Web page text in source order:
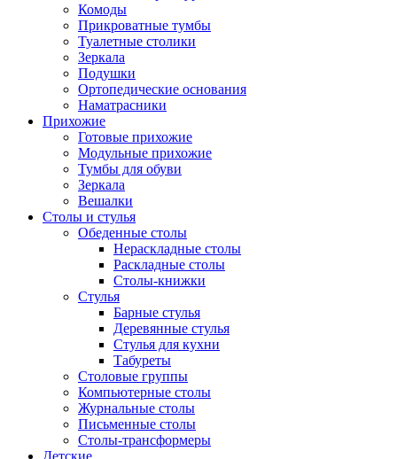
Комоды
Прикроватные тумбы
Туалетные столики
Зеркала
Подушки
Ортопедические основания
Наматрасники
Прихожие
Готовые прихожие
Модульные прихожие
Тумбы для обуви
Зеркала
Вешалки
Столы и стулья
Обеденные столы
Нераскладные столы
Раскладные столы
Столы-книжки
Стулья
Барные стулья
Деревянные стулья
Стулья для кухни
Табуреты
Столовые группы
Компьютерные столы
Журнальные столы
Письменные столы
Столы-трансформеры